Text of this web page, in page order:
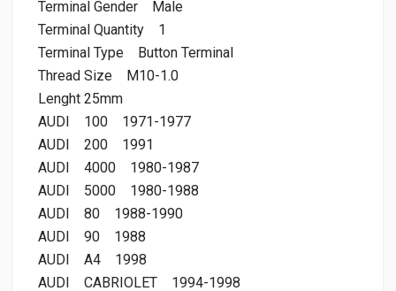
Terminal Gender
Male
Terminal Quantity
1
Terminal Type
Button Terminal
Thread Size
M10-1.0
Lenght 25mm
AUDI
100
1971-1977
AUDI
200
1991
AUDI
4000
1980-1987
AUDI
5000
1980-1988
AUDI
80
1988-1990
AUDI
90
1988
AUDI
A4
1998
AUDI
CABRIOLET
1994-1998